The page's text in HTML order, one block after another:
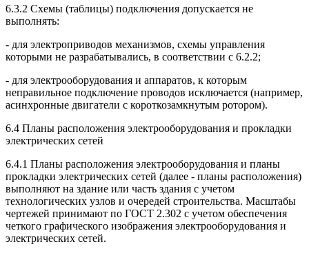
6.3.2 Схемы (таблицы) подключения допускается не
выполнять:
- для электроприводов механизмов, схемы управления
которыми не разрабатывались, в соответствии с 6.2.2;
- для электрооборудования и аппаратов, к которым
неправильное подключение проводов исключается (например,
асинхронные двигатели с короткозамкнутым ротором).
6.4 Планы расположения электрооборудования и прокладки
электрических сетей
6.4.1 Планы расположения электрооборудования и планы
прокладки электрических сетей (далее - планы расположения)
выполняют на здание или часть здания с учетом
технологических узлов и очередей строительства. Масштабы
чертежей принимают по ГОСТ 2.302 с учетом обеспечения
четкого графического изображения электрооборудования и
электрических сетей.